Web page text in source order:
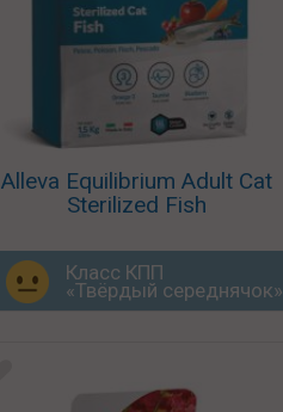
Alleva Equilibrium Adult Cat
Sterilized Fish
Класс КПП
«Твёрдый середнячок»